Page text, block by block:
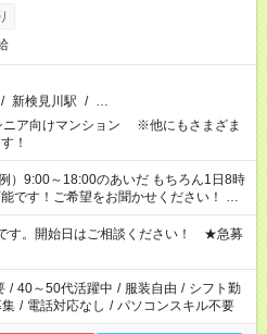
/ 新検見川駅 / …
ニア向けマンション ※他にもさまざま
！
）9:00～18:00のあいだ もちろん1日8時
です！ご希望をお聞かせください！ ★
要な場合も遠慮なくご相談ください。
務が必要です
す。開始日はご相談ください！ ★急募
/ 40～50代活躍中 / 服装自由 / シフト勤
/ 電話対応なし / パソコンスキル不要